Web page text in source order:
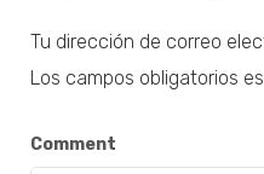
Tu dirección de correo
Los campos obligatorios
Comment